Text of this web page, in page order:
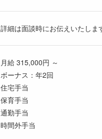
詳細は面談時にお伝えいたしま
月給 315,000円 ～
ボーナス：年2回
住宅手当
保育手当
通勤手当
時間外手当